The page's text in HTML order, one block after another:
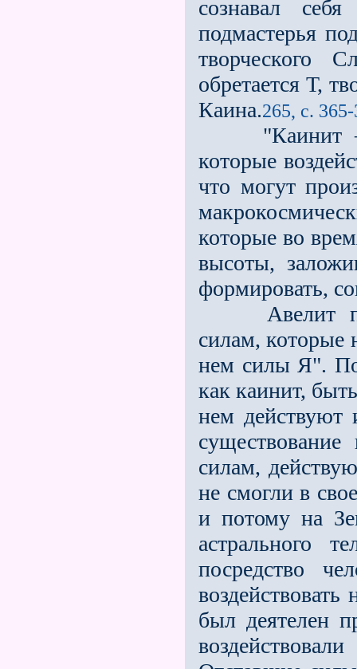
сознавал
подмастерья
творческого
обретается Т,
Каина.265, с.
"Каинит —
которые
что могут
которые во
высоты,
формировать,
Авелит
силам, которые
нем силы Я".
как каинит,
нем действуют
силам,
не смогли в
и потому на
астрального
посредство
был деятелен